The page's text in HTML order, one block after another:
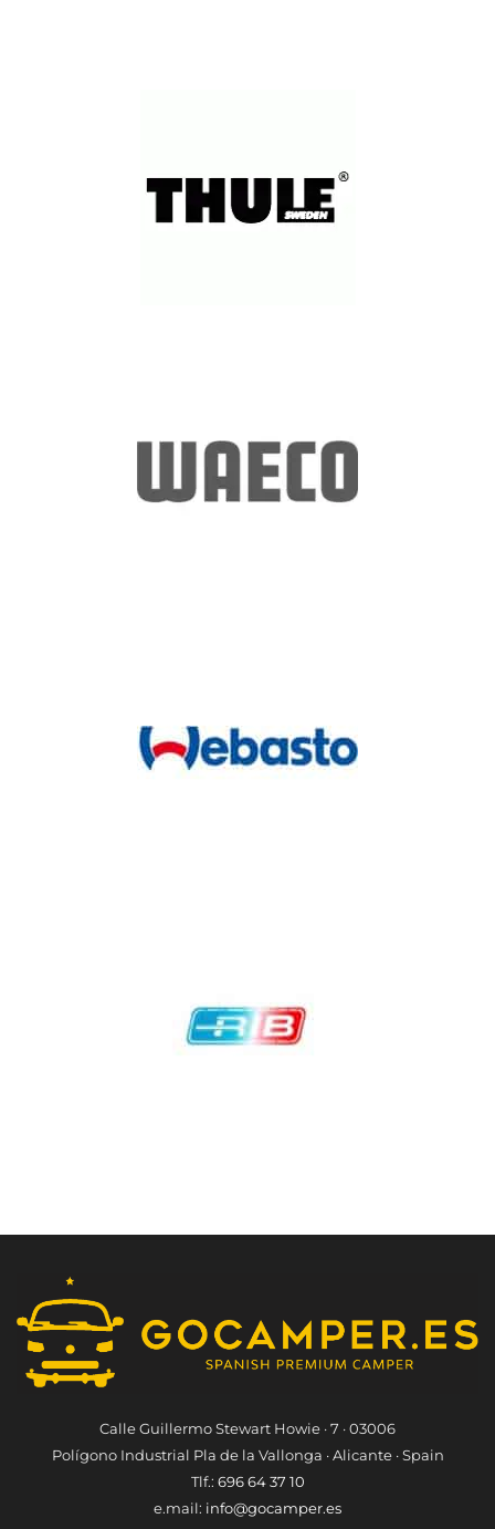
Calle Guillermo Stewart Howie · 7 · 03006
Polígono Industrial Pla de la Vallonga · Alicante · Spain
Tlf.: 696 64 37 10
e.mail: info@gocamper.es